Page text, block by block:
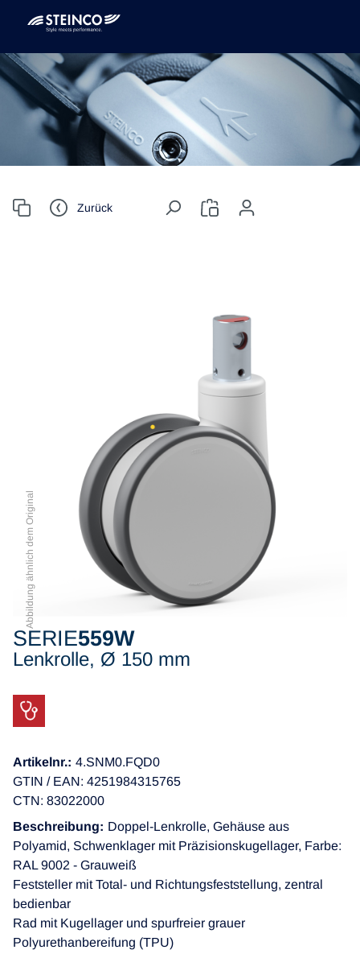
Zurück
Abbildung ähnlich dem Original
SERIE559W
Lenkrolle, Ø 150 mm
Artikelnr.: 4.SNM0.FQD0
GTIN / EAN: 4251984315765
CTN: 83022000
Beschreibung: Doppel-Lenkrolle, Gehäuse aus
Polyamid, Schwenklager mit Präzisionskugellager, Farbe:
RAL 9002 - Grauweiß
Feststeller mit Total- und Richtungsfeststellung, zentral
bedienbar
Rad mit Kugellager und spurfreier grauer
Polyurethanbereifung (TPU)